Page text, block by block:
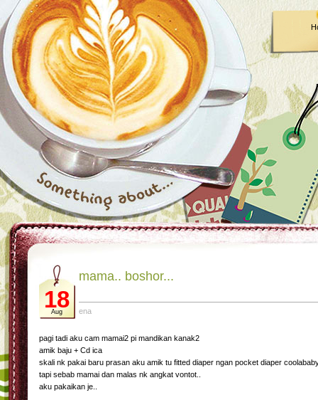
18
Aug
mama.. boshor...
ena
pagi tadi aku cam mamai2 pi mandikan kanak2
amik baju + Cd ica
skali nk pakai baru prasan aku amik tu fitted diaper ngan pocket diaper
tapi sebab mamai dan malas nk angkat vontot..
aku pakaikan je..